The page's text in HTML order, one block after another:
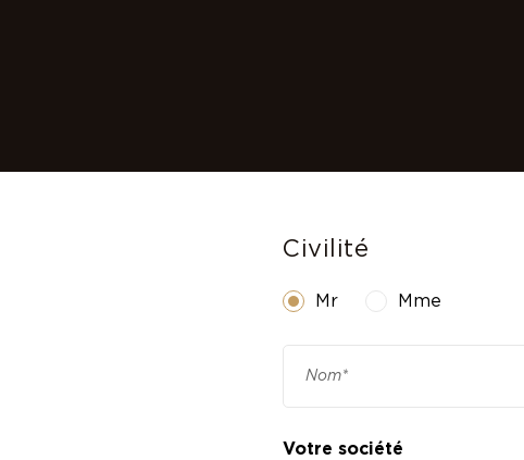
Civilité
Mr Mme
Votre société